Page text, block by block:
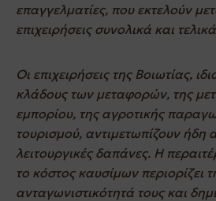
επαγγελματίες, που εκτελούν
επιχειρήσεις συνολικά και
Οι επιχειρήσεις της Βοιωτίας,
κλάδους των μεταφορών, της
εμπορίου, της αγροτικής
τουρισμού, αντιμετωπίζουν ήδη
λειτουργικές δαπάνες. Η
το κόστος καυσίμων περιορίζει
ανταγωνιστικότητά τους και